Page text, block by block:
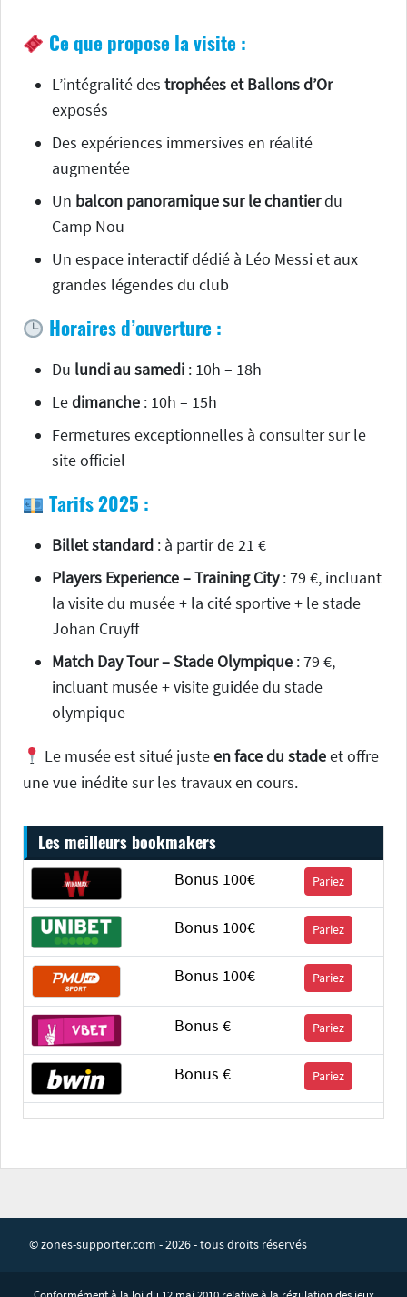
Ce que propose la visite :
L’intégralité des trophées et Ballons d’Or
exposés
Des expériences immersives en réalité
augmentée
Un balcon panoramique sur le chantierdu
Camp Nou
Un espace interactif dédié à Léo Messi et aux
grandes légendes du club
Horaires d’ouverture :
Du lundi au samedi : 10h – 18h
Ledimanche : 10h – 15h
Fermetures exceptionnelles à consulter sur le
site officiel
Tarifs 2025 :
Billet standard : à partir de 21 €
Players Experience – Training City: 79 €, incluant
la visite du musée + la cité sportive + le stade
Johan Cruyff
Match Day Tour – Stade Olympique : 79 €,
incluant musée + visite guidée du stade
olympique
Le musée est situé justeen face du stadeet offre
une vue inédite sur les travaux en cours.
Les meilleurs bookmakers
Bonus 100€ Pariez
Bonus 100€ Pariez
Bonus 100€ Pariez
Bonus € Pariez
Bonus € Pariez
© zones-supporter.com - 2026 - tous droits réservés